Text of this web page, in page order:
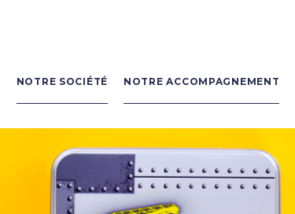
principale
NOTRE SOCIÉTÉ NOTRE ACCOMPAGNEMENT